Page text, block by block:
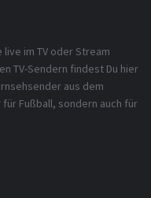
live im TV oder Stream
TV-Sendern findest Du hier
aus dem
Fußball, sondern auch für